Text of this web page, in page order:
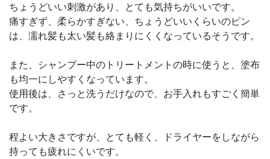
ちょうどいい刺激があり、とても気持ちがいいです。
痛すぎず、柔らかすぎない、ちょうどいいくらいのピン
は、濡れ髪も太い髪も絡まりにくくなっているそうです。
また、シャンプー中のトリートメントの時に使うと、塗布
も均一にしやすくなっています。
使用後は、さっと洗うだけなので、お手入れもすごく簡単
です。
程よい大きさですが、とても軽く、ドライヤーをしながら
持っても疲れにくいです。